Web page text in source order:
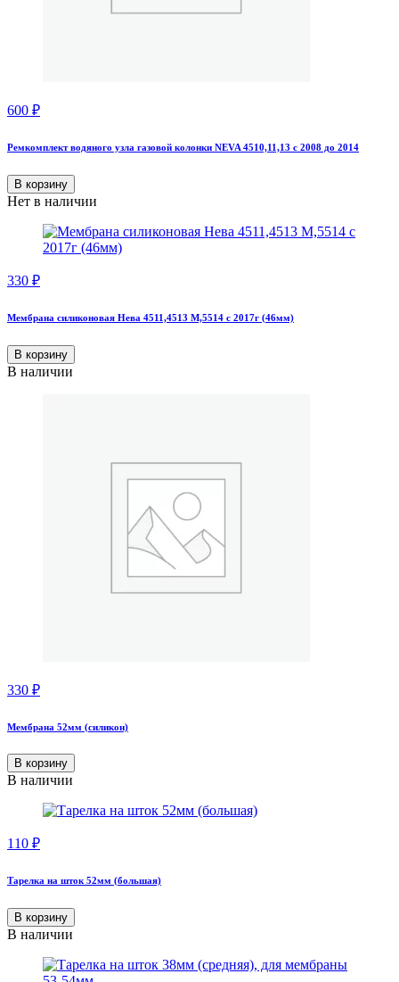
600 ₽
Ремкомплект водяного узла газовой колонки NEVA 4510,11,13 с 2008 до 2014
В корзину
Нет в наличии
330 ₽
Мембрана силиконовая Нева 4511,4513 М,5514 с 2017г (46мм)
В корзину
В наличии
330 ₽
Мембрана 52мм (силикон)
В корзину
В наличии
110 ₽
Тарелка на шток 52мм (большая)
В корзину
В наличии